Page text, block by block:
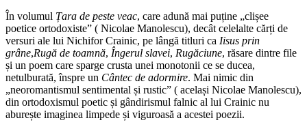
În volumul Țara de peste veac, care adună mai puține „clișee
poetice ortodoxiste” ( Nicolae Manolescu), decât celelalte cărți de
versuri ale lui Nichifor Crainic, pe lângă titluri ca Iisus prin
grâne,Rugă de toamnă, Îngerul slavei, Rugăciune, răsare dintre file
și un poem care sparge crusta unei monotonii ce se ducea,
netulburată, înspre un Cântec de adormire. Mai nimic din
„neoromantismul sentimental și rustic” ( același Nicolae Manolescu),
din ortodoxismul poetic și gândirismul falnic al lui Crainic nu
aburește imaginea limpede și viguroasă a acestei poezii.